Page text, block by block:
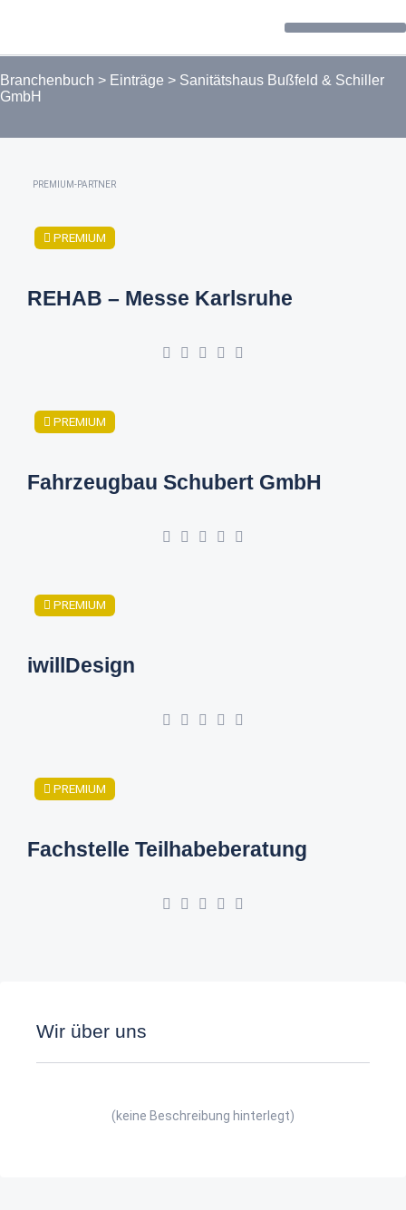
Branchenbuch > Einträge > Sanitätshaus Bußfeld & Schiller
GmbH
PREMIUM-PARTNER
PREMIUM
REHAB – Messe Karlsruhe
PREMIUM
Fahrzeugbau Schubert GmbH
PREMIUM
iwillDesign
PREMIUM
Fachstelle Teilhabeberatung
Wir über uns
(keine Beschreibung hinterlegt)